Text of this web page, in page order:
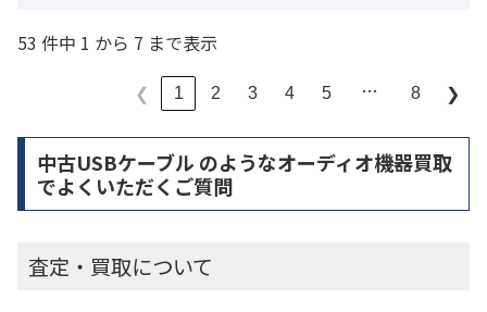
53 件中 1 から 7 まで表示
❮ 1 2 3 4 5 … 8 ❯
中古USBケーブル のようなオーディオ機器買取
でよくいただくご質問
査定・買取について